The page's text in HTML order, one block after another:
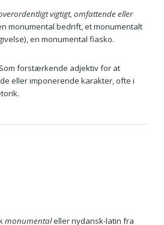
vigtigt, omfattende eller
monumental bedrift, et monumentalt
en monumental fiasko.
forstærkende adjektiv for at
eller imponerende karakter, ofte i
monumentaleller nydansk-latin fra